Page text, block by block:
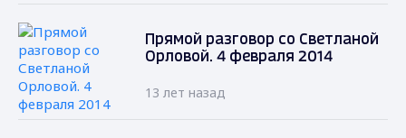
Прямой разговор со Светланой
Орловой. 4 февраля 2014
13 лет назад